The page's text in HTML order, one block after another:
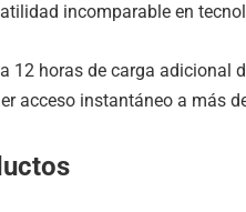
incomparable en
12 horas de carga
acceso instantáneo a más